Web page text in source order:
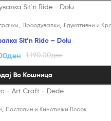
Проодувалки Едукативни и
Sit’n Ride – Dolu
1,190.00ден
ден
Во Кошница
Пастелин и Кинетички Песок